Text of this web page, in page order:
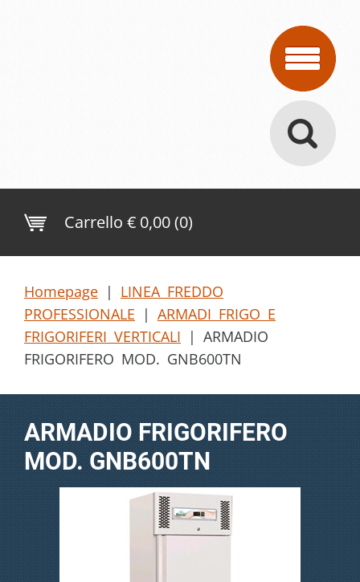
Carrello € 0,00 (0)
Homepage | LINEA FREDDO
PROFESSIONALE | ARMADI FRIGO E
FRIGORIFERI VERTICALI | ARMADIO
FRIGORIFERO MOD. GNB600TN
ARMADIO FRIGORIFERO
MOD. GNB600TN